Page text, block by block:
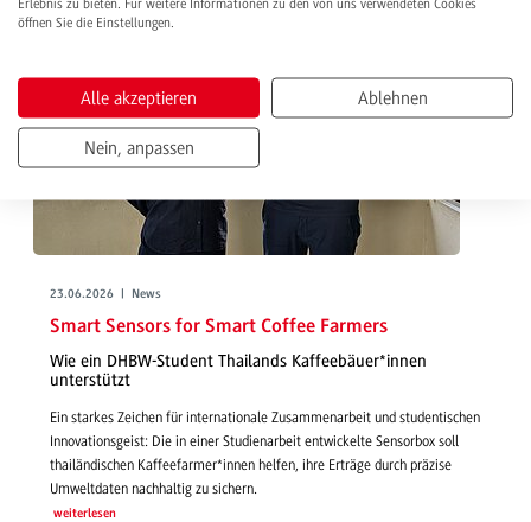
23.06.2026 | News
Smart Sensors for Smart Coffee Farmers
Wie ein DHBW-Student Thailands Kaffeebäuer*innen
unterstützt
Ein starkes Zeichen für internationale Zusammenarbeit und studentischen
Innovationsgeist: Die in einer Studienarbeit entwickelte Sensorbox soll
thailändischen Kaffeefarmer*innen helfen, ihre Erträge durch präzise
Umweltdaten nachhaltig zu sichern.
weiterlesen
Erlebnis zu bieten. Für weitere Informationen zu den von uns verwendeten Cookies
öffnen Sie die Einstellungen.
Alle akzeptieren Ablehnen
Nein, anpassen